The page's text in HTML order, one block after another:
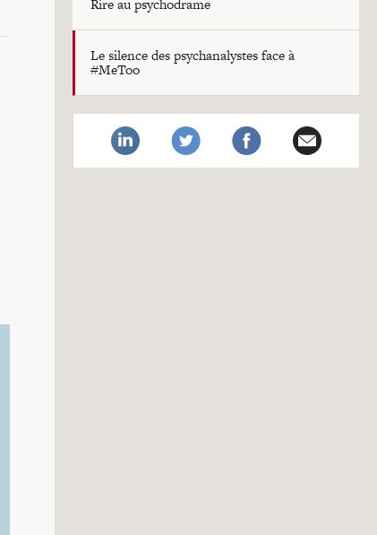
Rire au psychodrame
Le silence des psychanalystes face à
#MeToo